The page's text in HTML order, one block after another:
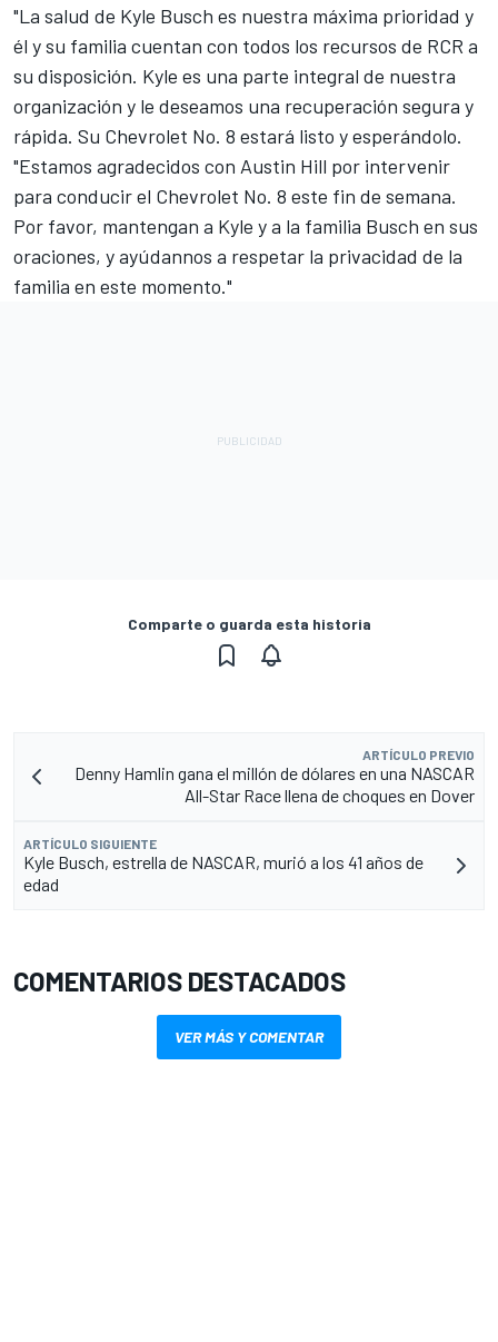
"La salud de Kyle Busch es nuestra máxima prioridad y
él y su familia cuentan con todos los recursos de RCR a
su disposición. Kyle es una parte integral de nuestra
organización y le deseamos una recuperación segura y
rápida. Su Chevrolet No. 8 estará listo y esperándolo.
"Estamos agradecidos con Austin Hill por intervenir
para conducir el Chevrolet No. 8 este fin de semana.
Por favor, mantengan a Kyle y a la familia Busch en sus
oraciones, y ayúdannos a respetar la privacidad de la
familia en este momento."
Comparte o guarda esta historia
ARTÍCULO PREVIO
Denny Hamlin gana el millón de dólares en una NASCAR
All-Star Race llena de choques en Dover
ARTÍCULO SIGUIENTE
Kyle Busch, estrella de NASCAR, murió a los 41 años de
edad
COMENTARIOS DESTACADOS
VER MÁS Y COMENTAR